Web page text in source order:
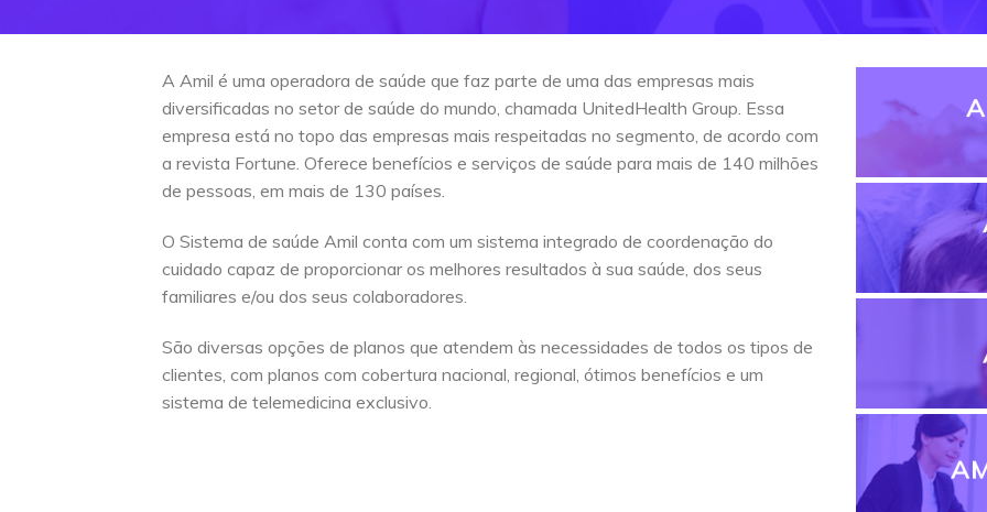
A Amil é uma operadora de saúde que faz parte de uma das empresas mais
diversificadas no setor de saúde do mundo, chamada UnitedHealth Group. Essa
empresa está no topo das empresas mais respeitadas no segmento, de acordo com
a revista Fortune. Oferece benefícios e serviços de saúde para mais de 140 milhões
de pessoas, em mais de 130 países.
O Sistema de saúde Amil conta com um sistema integrado de coordenação do
cuidado capaz de proporcionar os melhores resultados à sua saúde, dos seus
familiares e/ou dos seus colaboradores.
São diversas opções de planos que atendem às necessidades de todos os tipos de
clientes, com planos com cobertura nacional, regional, ótimos benefícios e um
sistema de telemedicina exclusivo.